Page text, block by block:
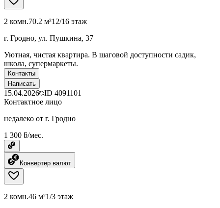
2 комн.70.2 м²12/16 этаж
г. Гродно, ул. Пушкина, 37
Уютная, чистая квартира. В шаговой доступности садик,
школа, супермаркеты.
Контакты
Написать
15.04.2026 ID 4091101
Контактное лицо
недалеко от г. Гродно
1 300 ƃ/мес.
Конвертер валют
2 комн.46 м²1/3 этаж